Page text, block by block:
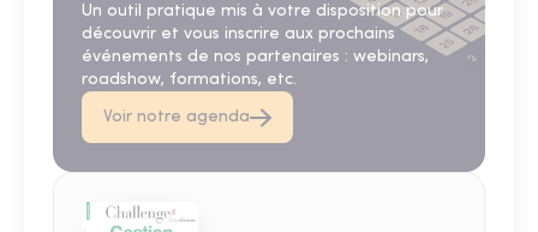
Un outil pratique mis à votre disposition pour
découvrir et vous inscrire aux prochains
événements de nos partenaires : webinars,
roadshow, formations, etc.
Voir notre agenda